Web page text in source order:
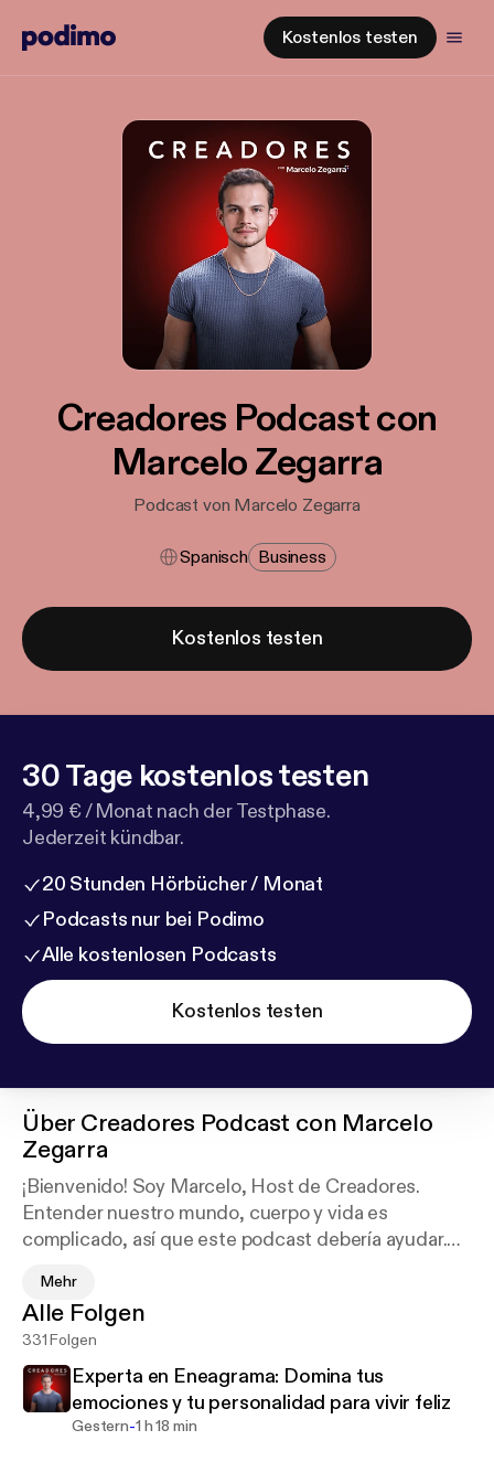
Kostenlos testen
Creadores Podcast con
Marcelo Zegarra
Podcast von Marcelo Zegarra
Spanisch Business
Kostenlos testen
30 Tage kostenlos testen
4,99 € / Monat nach der Testphase.
Jederzeit kündbar.
20 Stunden Hörbücher / Monat
Podcasts nur bei Podimo
Alle kostenlosen Podcasts
Kostenlos testen
Über Creadores Podcast con Marcelo
Zegarra
¡Bienvenido! Soy Marcelo, Host de Creadores.
Entender nuestro mundo, cuerpo y vida es
complicado, así que este podcast debería ayudar.
Aquí te traigo las experiencias de expertos e
invitados de clase mundial para hablar sobre
negocios, ciencias, salud, desarrollo espiritual y
finanzas.
Mehr
Alle Folgen
331 Folgen
Experta en Eneagrama: Domina tus
emociones y tu personalidad para vivir feliz
Gestern-1 h 18 min